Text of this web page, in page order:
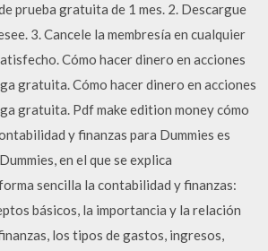
prueba gratuita de 1 mes. 2. Descargue
3. Cancele la membresía en cualquier
Cómo hacer dinero en acciones
gratuita. Cómo hacer dinero en acciones
gratuita. Pdf make edition money cómo
y finanzas para Dummies es
en el que se explica
sencilla la contabilidad y finanzas:
básicos, la importancia y la relación
los tipos de gastos, ingresos,